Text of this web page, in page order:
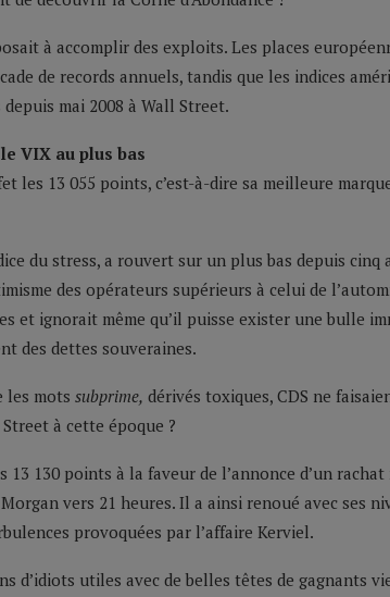
à accomplir des exploits. Les places
de records annuels, tandis que les indices
mai 2008 à Wall Street.
VIX au plus bas
les 13 055 points, c’est-à-dire sa meilleure
du stress, a rouvert sur un plus bas depuis cinq
des opérateurs supérieurs à celui de
et ignorait même qu’il puisse exister une bulle
des dettes souveraines.
les mots subprime, dérivés toxiques, CDS ne
à cette époque ?
13 130 points à la faveur de l’annonce d’un
vers 21 heures. Il a ainsi renoué avec ses
provoquées par l’affaire Kerviel.
d’idiots utiles avec de belles têtes de gagnants